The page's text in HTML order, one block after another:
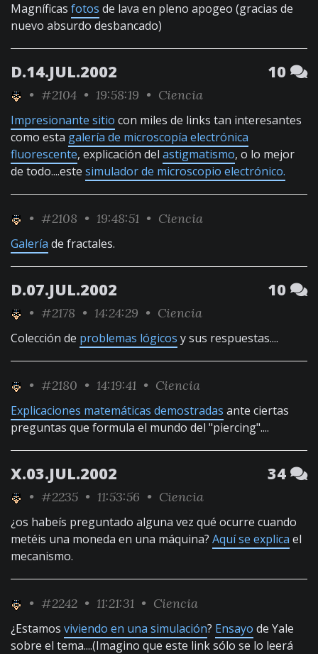
Magníficas fotos de lava en pleno apogeo (gracias de
nuevo absurdo desbancado)
D.14.JUL.2002 10
• #2104 • 19:58:19 • Ciencia
Impresionante sitio con miles de links tan interesantes
como esta galería de microscopía electrónica
fluorescente, explicación del astigmatismo, o lo mejor
de todo....este simulador de microscopio electrónico.
• #2108 • 19:48:51 • Ciencia
Galería de fractales.
D.07.JUL.2002 10
• #2178 • 14:24:29 • Ciencia
Colección de problemas lógicos y sus respuestas....
• #2180 • 14:19:41 • Ciencia
Explicaciones matemáticas demostradas ante ciertas
preguntas que formula el mundo del "piercing"....
X.03.JUL.2002 34
• #2235 • 11:53:56 • Ciencia
¿os habeís preguntado alguna vez qué ocurre cuando
metéis una moneda en una máquina? Aquí se explica el
mecanismo.
• #2242 • 11:21:31 • Ciencia
¿Estamos viviendo en una simulación? Ensayo de Yale
sobre el tema....(Imagino que este link sólo se lo leerá